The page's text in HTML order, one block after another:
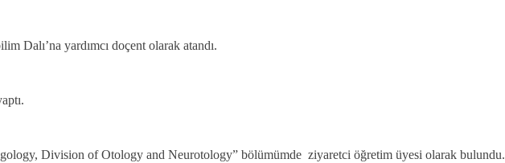
Dalı’na yardımcı doçent olarak atandı.
Division of Otology and Neurotology” bölümümde ziyaretci öğretim üyesi olarak bulundu.